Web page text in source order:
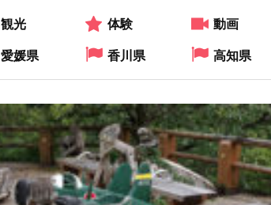
観光 体験 動画
愛媛県 香川県 高知県